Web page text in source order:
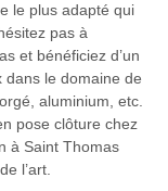
le plus adapté qui
pas à
et bénéficiez d’un
dans le domaine de
aluminium, etc.
pose clôture chez
à Saint Thomas
l’art.